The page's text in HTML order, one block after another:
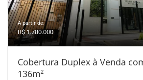
A partir de:
R$ 1.780.000
Cobertura Duplex à Venda
136m²